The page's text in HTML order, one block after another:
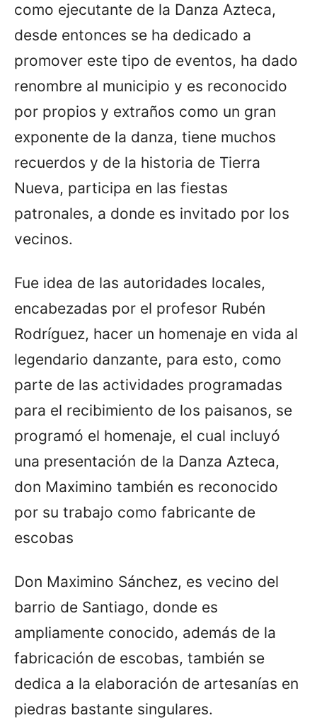
como ejecutante de la Danza Azteca,
desde entonces se ha dedicado a
promover este tipo de eventos, ha dado
renombre al municipio y es reconocido
por propios y extraños como un gran
exponente de la danza, tiene muchos
recuerdos y de la historia de Tierra
Nueva, participa en las fiestas
patronales, a donde es invitado por los
vecinos.
Fue idea de las autoridades locales,
encabezadas por el profesor Rubén
Rodríguez, hacer un homenaje en vida al
legendario danzante, para esto, como
parte de las actividades programadas
para el recibimiento de los paisanos, se
programó el homenaje, el cual incluyó
una presentación de la Danza Azteca,
don Maximino también es reconocido
por su trabajo como fabricante de
escobas
Don Maximino Sánchez, es vecino del
barrio de Santiago, donde es
ampliamente conocido, además de la
fabricación de escobas, también se
dedica a la elaboración de artesanías en
piedras bastante singulares.